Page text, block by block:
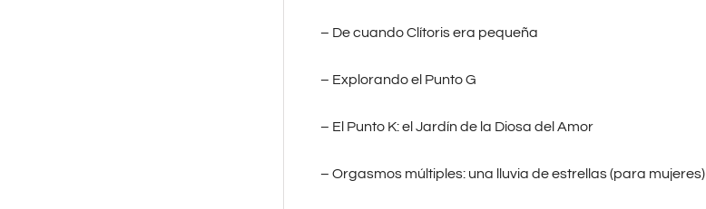
– De cuando Clítoris era pequeña
– Explorando el Punto G
– El Punto K: el Jardín de la Diosa del Amor
– Orgasmos múltiples: una lluvia de estrellas (para mujeres)